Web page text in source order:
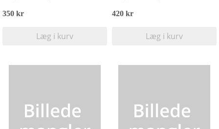
350 kr
Læg i kurv
420 kr
Læg i kurv